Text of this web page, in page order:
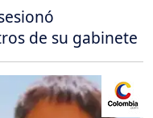
de su gabinete